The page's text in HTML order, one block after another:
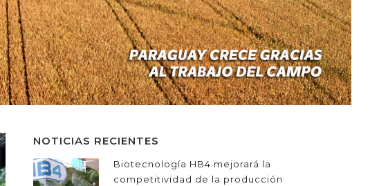
NOTICIAS RECIENTES
Biotecnología HB4 mejorará la
competitividad de la producción